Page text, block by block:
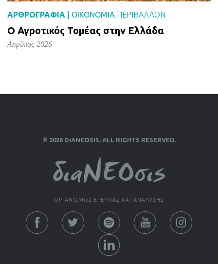
ΑΡΘΡΟΓΡΑΦΙΑ | ΟΙΚΟΝΟΜΙΑ, ΠΕΡΙΒΑΛΛΟΝ
Ο Αγροτικός Τομέας στην Ελλάδα
Απρίλιος 2026
© 2026 DIANEOSIS. ALL RIGHTS RESERVED.
ΟΡΓΑΝΙΣΜΟΣ ΕΡΕΥΝΑΣ ΚΑΙ ΑΝΑΛΥΣΗΣ